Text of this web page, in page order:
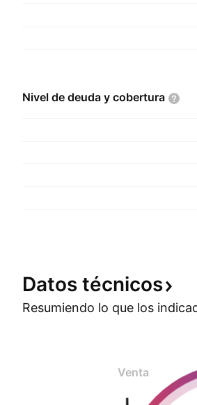
Nivel de deuda y cobertura
Datos técnicos
Resumiendo lo que los
Venta